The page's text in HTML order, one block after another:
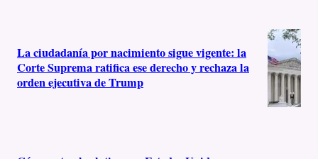
La ciudadanía por nacimiento sigue vigente: la
Corte Suprema ratifica ese derecho y rechaza la
orden ejecutiva de Trump